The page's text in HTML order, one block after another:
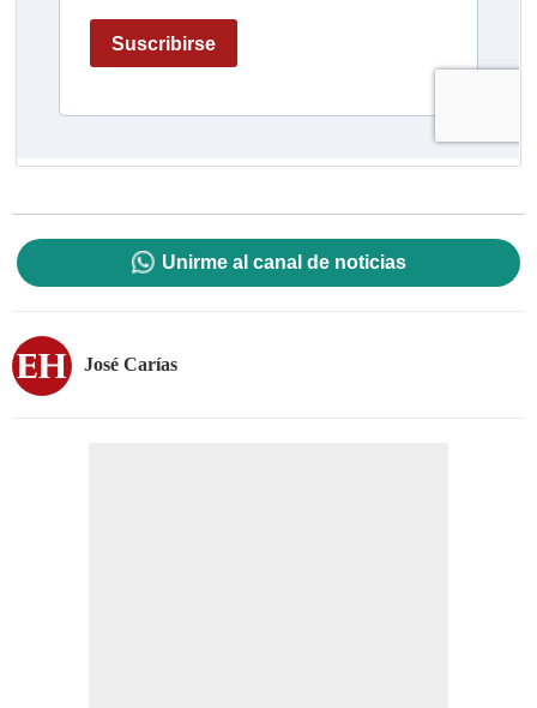
Unirme al canal de noticias
José Carías